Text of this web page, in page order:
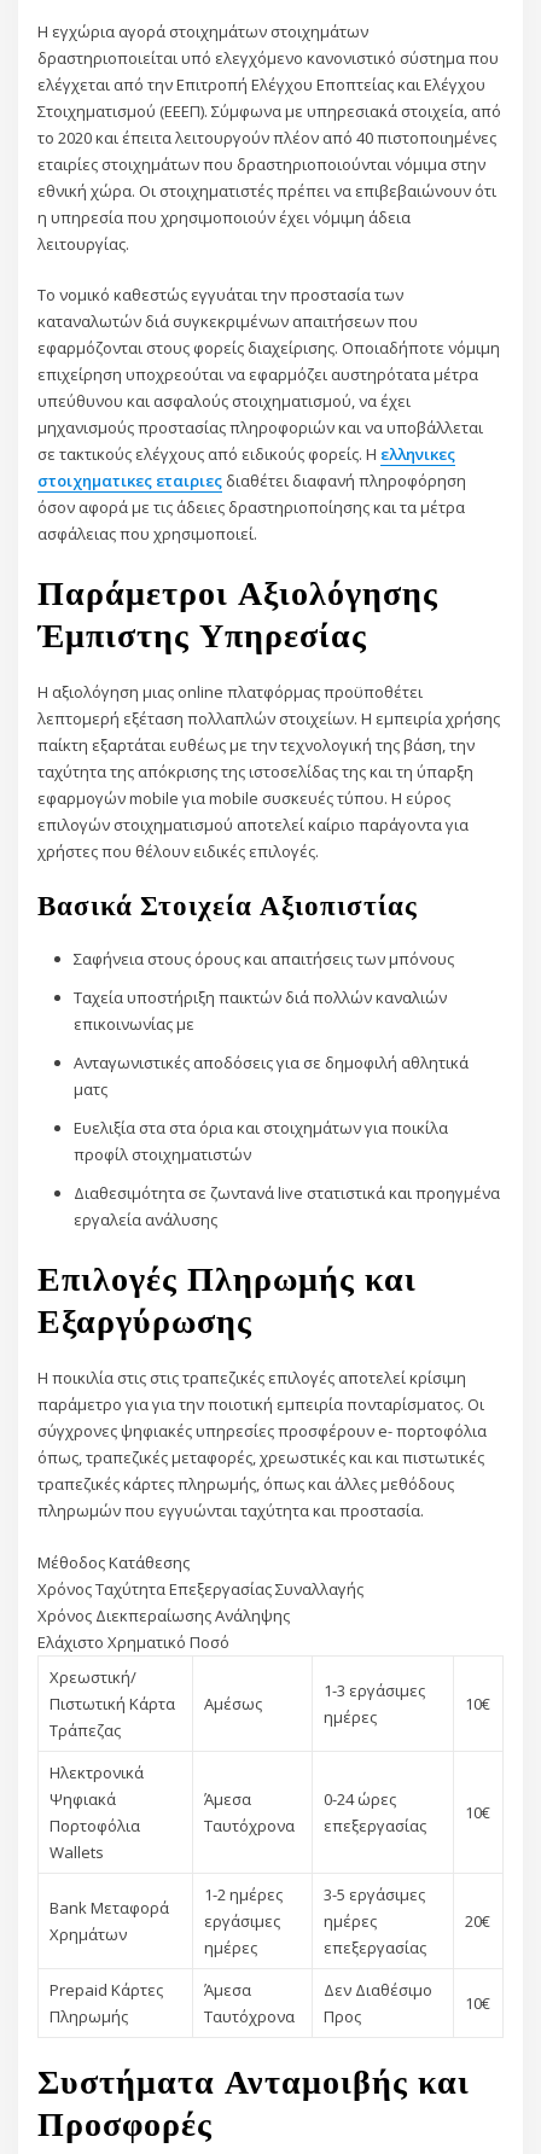
Η εγχώρια αγορά στοιχημάτων στοιχημάτων
δραστηριοποιείται υπό ελεγχόμενο κανονιστικό σύστημα που
ελέγχεται από την Επιτροπή Ελέγχου Εποπτείας και Ελέγχου
Στοιχηματισμού (ΕΕΕΠ). Σύμφωνα με υπηρεσιακά στοιχεία, από
το 2020 και έπειτα λειτουργούν πλέον από 40 πιστοποιημένες
εταιρίες στοιχημάτων που δραστηριοποιούνται νόμιμα στην
εθνική χώρα. Οι στοιχηματιστές πρέπει να επιβεβαιώνουν ότι
η υπηρεσία που χρησιμοποιούν έχει νόμιμη άδεια
λειτουργίας.
Το νομικό καθεστώς εγγυάται την προστασία των
καταναλωτών διά συγκεκριμένων απαιτήσεων που
εφαρμόζονται στους φορείς διαχείρισης. Οποιαδήποτε νόμιμη
επιχείρηση υποχρεούται να εφαρμόζει αυστηρότατα μέτρα
υπεύθυνου και ασφαλούς στοιχηματισμού, να έχει
μηχανισμούς προστασίας πληροφοριών και να υποβάλλεται
σε τακτικούς ελέγχους από ειδικούς φορείς. Η ελληνικες
στοιχηματικες εταιριες διαθέτει διαφανή πληροφόρηση
όσον αφορά με τις άδειες δραστηριοποίησης και τα μέτρα
ασφάλειας που χρησιμοποιεί.
Παράμετροι Αξιολόγησης
Έμπιστης Υπηρεσίας
Η αξιολόγηση μιας online πλατφόρμας προϋποθέτει
λεπτομερή εξέταση πολλαπλών στοιχείων. Η εμπειρία χρήσης
παίκτη εξαρτάται ευθέως με την τεχνολογική της βάση, την
ταχύτητα της απόκρισης της ιστοσελίδας της και τη ύπαρξη
εφαρμογών mobile για mobile συσκευές τύπου. Η εύρος
επιλογών στοιχηματισμού αποτελεί καίριο παράγοντα για
χρήστες που θέλουν ειδικές επιλογές.
Βασικά Στοιχεία Αξιοπιστίας
Σαφήνεια στους όρους και απαιτήσεις των μπόνους
Ταχεία υποστήριξη παικτών διά πολλών καναλιών
επικοινωνίας με
Ανταγωνιστικές αποδόσεις για σε δημοφιλή αθλητικά
ματς
Ευελιξία στα στα όρια και στοιχημάτων για ποικίλα
προφίλ στοιχηματιστών
Διαθεσιμότητα σε ζωντανά live στατιστικά και προηγμένα
εργαλεία ανάλυσης
Επιλογές Πληρωμής και
Εξαργύρωσης
Η ποικιλία στις στις τραπεζικές επιλογές αποτελεί κρίσιμη
παράμετρο για για την ποιοτική εμπειρία πονταρίσματος. Οι
σύγχρονες ψηφιακές υπηρεσίες προσφέρουν e- πορτοφόλια
όπως, τραπεζικές μεταφορές, χρεωστικές και και πιστωτικές
τραπεζικές κάρτες πληρωμής, όπως και άλλες μεθόδους
πληρωμών που εγγυώνται ταχύτητα και προστασία.
Μέθοδος Κατάθεσης
Χρόνος Ταχύτητα Επεξεργασίας Συναλλαγής
Χρόνος Διεκπεραίωσης Ανάληψης
Ελάχιστο Χρηματικό Ποσό
Χρεωστική/
Πιστωτική Κάρτα
Τράπεζας
Αμέσως
1-3 εργάσιμες
ημέρες
10€
Ηλεκτρονικά
Ψηφιακά
Πορτοφόλια
Wallets
Άμεσα
Ταυτόχρονα
0-24 ώρες
επεξεργασίας
10€
Bank Μεταφορά
Χρημάτων
1-2 ημέρες
εργάσιμες
ημέρες
3-5 εργάσιμες
ημέρες
επεξεργασίας
20€
Prepaid Κάρτες
Πληρωμής
Άμεσα
Ταυτόχρονα
Δεν Διαθέσιμο
Προς
10€
Συστήματα Ανταμοιβής και
Προσφορές